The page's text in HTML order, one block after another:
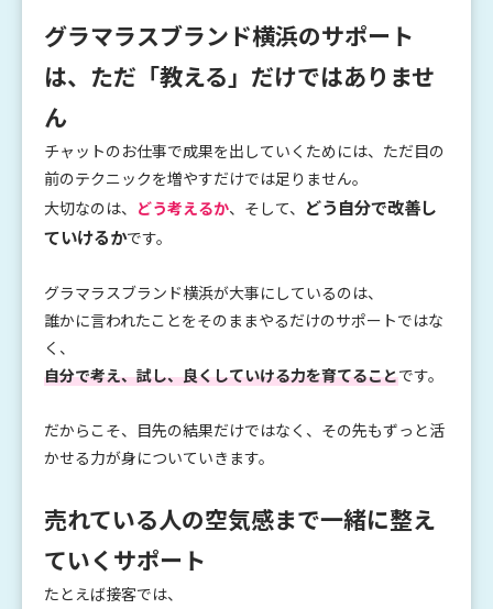
グラマラスブランド横浜のサポート
は、ただ「教える」だけではありませ
ん
チャットのお仕事で成果を出していくためには、ただ目の
前のテクニックを増やすだけでは足りません。
大切なのは、 どう考えるか、そして、 どう自分で改善し
ていけるかです。
グラマラスブランド横浜が大事にしているのは、
誰かに言われたことをそのままやるだけのサポートではな
く、
自分で考え、試し、良くしていける力を育てることです。
だからこそ、目先の結果だけではなく、その先もずっと活
かせる力が身についていきます。
売れている人の空気感まで一緒に整え
ていくサポート
たとえば接客では、